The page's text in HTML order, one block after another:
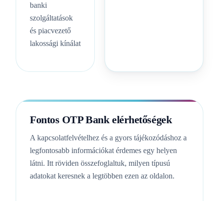
banki
szolgáltatások
és piacvezető
lakossági kínálat
Fontos OTP Bank elérhetőségek
A kapcsolatfelvételhez és a gyors tájékozódáshoz a
legfontosabb információkat érdemes egy helyen
látni. Itt röviden összefoglaltuk, milyen típusú
adatokat keresnek a legtöbben ezen az oldalon.